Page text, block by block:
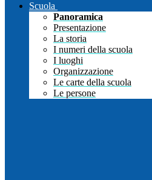
Scuola
Panoramica
Presentazione
La storia
I numeri della scuola
I luoghi
Organizzazione
Le carte della scuola
Le persone